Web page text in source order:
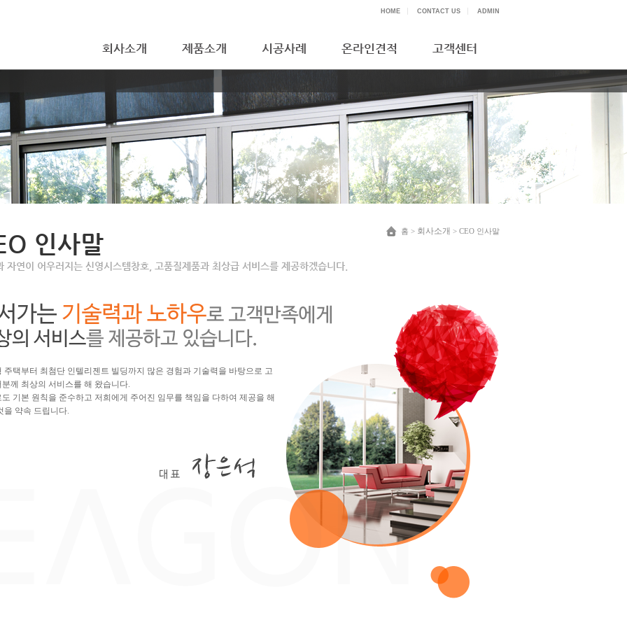
HOME CONTACT US ADMIN
회사소개 제품소개 시공사례 온라인견적 고객센터
홈 > 회사소개 > CEO 인사말
인사말
자연이 어우러지는 신영시스템창호, 고품질제품과 최상급 서비스를 제공하겠습니다.
주택부터 최첨단 인텔리젠트 빌딩까지 많은 경험과 기술력을 바탕으로 고
분께 최상의 서비스를 해 왔습니다.
도 기본 원칙을 준수하고 저희에게 주어진 임무를 책임을 다하여 제공을 해
을 약속 드립니다.